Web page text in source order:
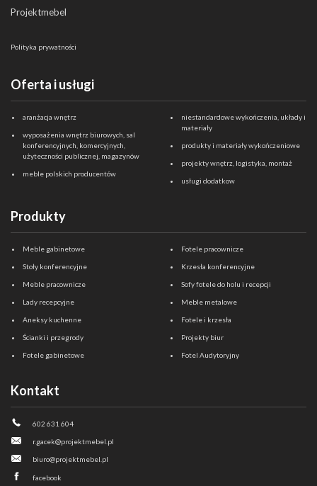
Projektmebel
Polityka prywatności
Oferta i usługi
aranżacja wnętrz
wyposażenia wnętrz biurowych, sal
konferencyjnych, komercyjnych,
użyteczności publicznej, magazynów
meble polskich producentów
niestandardowe wykończenia, układy i
materiały
produkty i materiały wykończeniowe
projekty wnętrz, logistyka, montaż
usługi dodatkow
Produkty
Meble gabinetowe
Stoły konferencyjne
Meble pracownicze
Lady recepcyjne
Aneksy kuchenne
Ścianki i przegrody
Fotele gabinetowe
Fotele pracownicze
Krzesła konferencyjne
Sofy fotele do holu i recepcji
Meble metalowe
Fotele i krzesła
Projekty biur
Fotel Audytoryjny
Kontakt
602 631 604
r.gacek@projektmebel.pl
biuro@projektmebel.pl
facebook